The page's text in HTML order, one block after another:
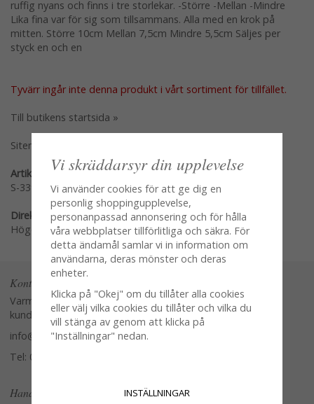
ruffig nyans och finns i tre storlekar. -Större -Mellan -Mindre
Lika fina var för sig som tillsammans. Alla med en krok på
mitten. Större 10cm Mellan 7,5cm Mindre 5,5cm Säljes per
styck en och en
Tyvärr ingår inte denna produkt i vårt sortiment för tillfället.
Till butikens startsida »
Sitemap »
Artikelnummer:
S-3396Gu-Mi
Direktlänk:
Högerklicka och kopiera adressen
Kontakta oss
Varmt välkommen att kontakta vår
kundtjänst.
info@glasverandan.se
Tel: 079-3495968
Handla
Vi skräddarsyr din upplevelse
Vi använder cookies för att ge dig en
personlig shoppingupplevelse,
personanpassad annonsering och för hålla
våra webbplatser tillförlitliga och säkra. För
detta ändamål samlar vi in information om
användarna, deras mönster och deras
enheter.
Klicka på "Okej" om du tillåter alla cookies
eller välj vilka cookies du tillåter och vilka du
vill stänga av genom att klicka på
"Inställningar" nedan.
INSTÄLLNINGAR